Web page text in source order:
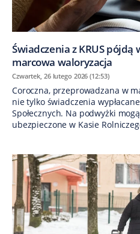
Świadczenia z KRUS pójdą
marcowa waloryzacja
Czwartek, 26 lutego 2026 (12:53)
Coroczna, przeprowadzana w
nie tylko świadczenia
Społecznych. Na podwyżki
ubezpieczone w Kasie